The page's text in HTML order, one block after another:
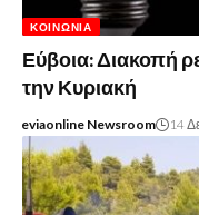
ΚΟΙΝΩΝΊΑ
Εύβοια: Διακοπή
την Κυριακή
eviaonline Newsroom 14